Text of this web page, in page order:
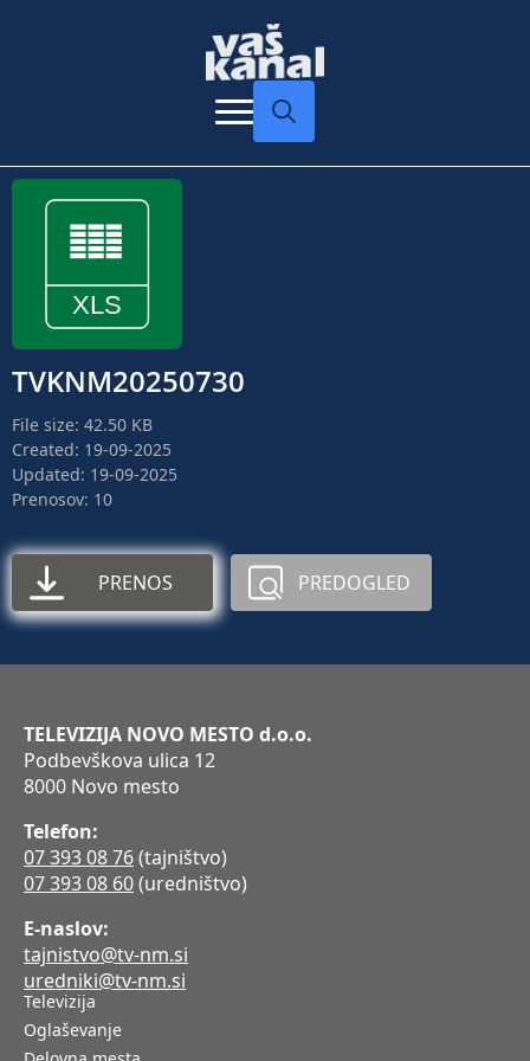
TVKNM20250730
File size: 42.50 KB
Created: 19-09-2025
Updated: 19-09-2025
Prenosov: 10
PRENOS PREDOGLED
TELEVIZIJA NOVO MESTO d.o.o.
Podbevškova ulica 12
8000 Novo mesto
Telefon:
07 393 08 76(tajništvo)
07 393 08 60(uredništvo)
E-naslov:
tajnistvo@tv-nm.si
uredniki@tv-nm.si
Televizija
Oglaševanje